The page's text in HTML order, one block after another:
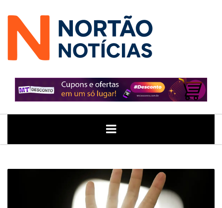
GERAL POLITICA ECONOMIA JUSTIÇA